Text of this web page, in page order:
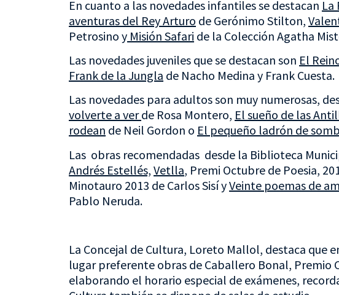
En cuanto a las novedades infantiles se destacan La
aventuras del Rey Arturo de Gerónimo Stilton,
Petrosino y Misión Safari de la Colección Agatha
Las novedades juveniles que se destacan son El
Frank de la Jungla de Nacho Medina y Frank Cuesta.
Las novedades para adultos son muy numerosas,
volverte a verde Rosa Montero, El sueño de las
rodean de Neil Gordon o El pequeño ladrón de
Las obras recomendadas desde la Biblioteca
Andrés Estellés, Vetlla, Premi Octubre de Poesia,
Minotauro 2013 de Carlos Sisí yVeinte poemas de
Pablo Neruda.
La Concejal de Cultura, Loreto Mallol, destaca que
lugar preferente obras de Caballero Bonal, Premio
elaborando el horario especial de exámenes,